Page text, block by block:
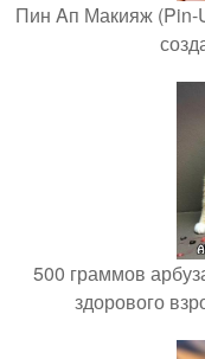
Пин Aп Макияж (Pin-
500 граммов
здорового